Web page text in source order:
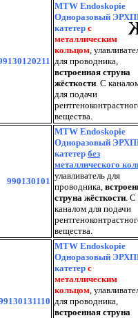
MTW Endoskopie
Одноразовый
катетер с
металлическим
кольцом,
для проводника,
встроенная струна
жёсткости. С
для подачи
вещества.
990130101
MTW Endoskopie
Одноразовый
катетер без
металлического
улавливатель для
проводника,
струна жёсткости. С
каналом для подачи
вещества.
MTW Endoskopie
Одноразовый
катетер с
металлическим
кольцом,
для проводника,
встроенная струна